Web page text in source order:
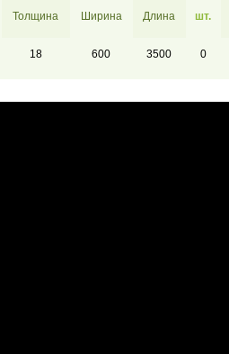
Толщина Ширина Длина шт.
18 600 3500 0